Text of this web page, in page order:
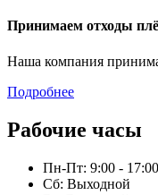
Принимаем отходы
Наша компания
Подробнее
Рабочие часы
Пн-Пт: 9:00 - 17:00
Сб: Выходной